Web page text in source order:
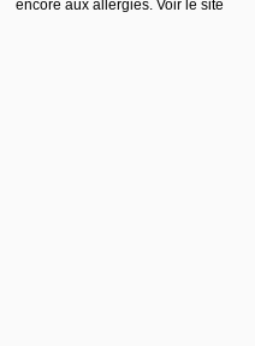
encore aux allergies.Voir le site